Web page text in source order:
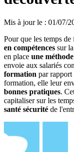
Mis à jour le : 01/07/
Pour que les temps
en compétences sur
en place une
envoie aux salariés
formation par rapport
formation, elle leur
bonnes pratiques.
capitaliser sur les
santé sécurité de